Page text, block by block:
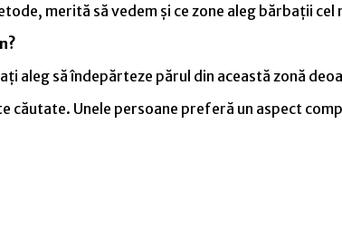
merită să vedem și ce zone aleg bărbații cel
aleg să îndepărteze părul din această zonă
căutate. Unele persoane preferă un aspect